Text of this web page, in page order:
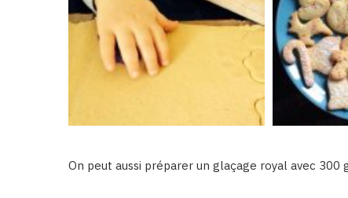
On peut aussi préparer un glaçage royal avec 300